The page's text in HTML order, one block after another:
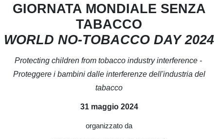
GIORNATA MONDIALE SENZA
TABACCO
WORLD NO-TOBACCO DAY 2024
Protecting children from tobacco industry interference -
Proteggere i bambini dalle interferenze dell'industria del
tabacco
31 maggio 2024
organizzato da